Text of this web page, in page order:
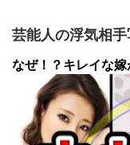
芸能人の浮気相
なぜ！？キレイな